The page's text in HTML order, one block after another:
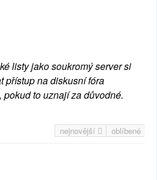
listy jako soukromý server si
přístup na diskusní fóra
to uznají za důvodné.
nejnovější oblíbené